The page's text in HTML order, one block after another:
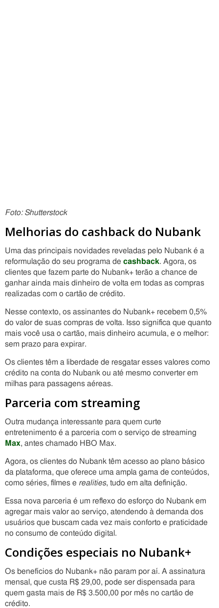
Foto: Shutterstock
Melhorias do cashback do Nubank
Uma das principais novidades reveladas pelo Nubank é a
reformulação do seu programa de cashback. Agora, os
clientes que fazem parte do Nubank+ terão a chance de
ganhar ainda mais dinheiro de volta em todas as compras
realizadas com o cartão de crédito.
Nesse contexto, os assinantes do Nubank+ recebem 0,5%
do valor de suas compras de volta. Isso significa que quanto
mais você usa o cartão, mais dinheiro acumula, e o melhor:
sem prazo para expirar.
Os clientes têm a liberdade de resgatar esses valores como
crédito na conta do Nubank ou até mesmo converter em
milhas para passagens aéreas.
Parceria com streaming
Outra mudança interessante para quem curte
entretenimento é a parceria com o serviço de streaming
Max, antes chamado HBO Max.
Agora, os clientes do Nubank têm acesso ao plano básico
da plataforma, que oferece uma ampla gama de conteúdos,
como séries, filmes e realities, tudo em alta definição.
Essa nova parceria é um reflexo do esforço do Nubank em
agregar mais valor ao serviço, atendendo à demanda dos
usuários que buscam cada vez mais conforto e praticidade
no consumo de conteúdo digital.
Condições especiais no Nubank+
Os benefícios do Nubank+ não param por aí. A assinatura
mensal, que custa R$ 29,00, pode ser dispensada para
quem gasta mais de R$ 3.500,00 por mês no cartão de
crédito.